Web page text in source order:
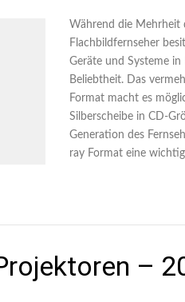
Während die Mehrheit
Flachbildfernseher
Geräte und Systeme
Beliebtheit. Das
Format macht es
Silberscheibe in CD-
Generation des
ray Format eine
–